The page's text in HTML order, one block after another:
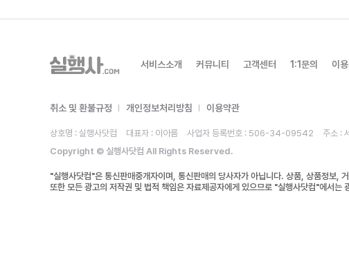
서비스소개 커뮤니티 고객센터 1:1문의 이
취소 및 환불규정 개인정보처리방침 이용약관
상호명 : 실행사닷컴 대표자 : 이아름 사업자 등록번호 : 506-34-09542 주소 :
Copyright © 실행사닷컴 All Rights Reserved.
"실행사닷컴"은 통신판매중개자이며, 통신판매의 당사자가 아닙니다. 상품, 상품정보,
또한 모든 광고의 저작권 및 법적 책임은 자료제공자에게 있으므로 "실행사닷컴"에서는